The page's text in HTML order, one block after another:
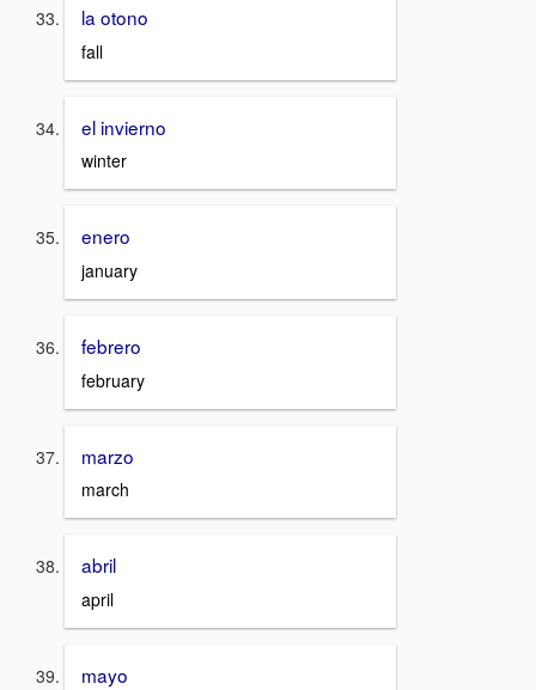
la otono
fall
el invierno
winter
enero
january
febrero
february
marzo
march
abril
april
mayo